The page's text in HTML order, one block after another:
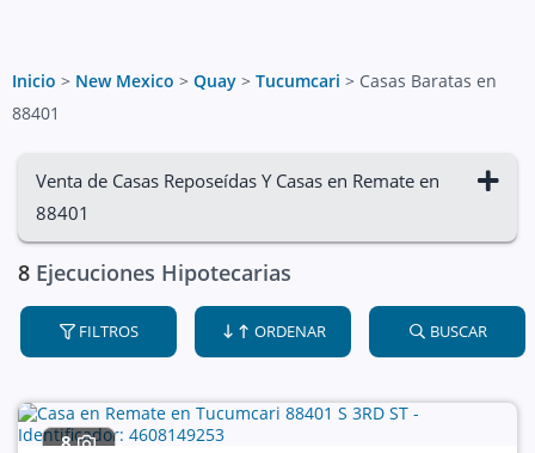
Inicio > New Mexico > Quay > Tucumcari > Casas Baratas en
88401
Venta de Casas Reposeídas Y Casas en Remate en
88401
8 Ejecuciones Hipotecarias
FILTROS ORDENAR BUSCAR
8